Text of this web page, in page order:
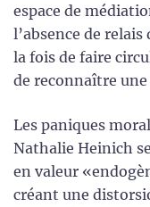
espace de
l’absence de
la fois de faire
de reconnaître
Les paniques
Nathalie Heinich
en valeur
créant une